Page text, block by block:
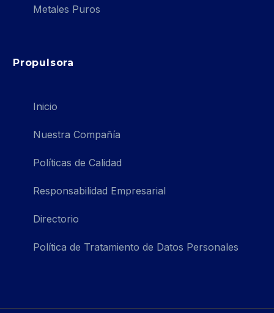
Metales Puros
Propulsora
Inicio
Nuestra Compañía
Políticas de Calidad
Responsabilidad Empresarial
Directorio
Política de Tratamiento de Datos Personales